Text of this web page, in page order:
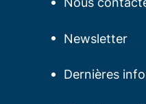
Newsletter
Dernières